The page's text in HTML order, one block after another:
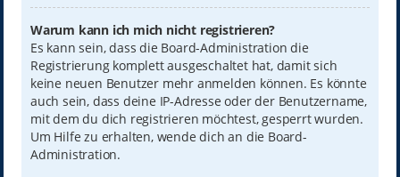
Warum kann ich mich nicht registrieren?
Es kann sein, dass die Board-Administration die
Registrierung komplett ausgeschaltet hat, damit sich
keine neuen Benutzer mehr anmelden können. Es könnte
auch sein, dass deine IP-Adresse oder der Benutzername,
mit dem du dich registrieren möchtest, gesperrt wurden.
Um Hilfe zu erhalten, wende dich an die Board-
Administration.